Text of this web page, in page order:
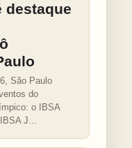
destaque
São Paulo
do
o IBSA
J...